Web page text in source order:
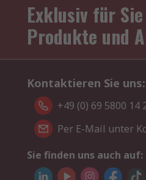
Exklusiv für
Produkte und
Kontaktieren Sie uns:
+49 (0) 69 5800 14
Per E-Mail unter
Sie finden uns auch auf: